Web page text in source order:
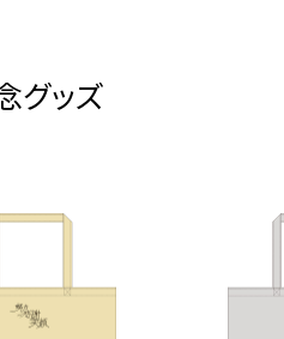
グッズ